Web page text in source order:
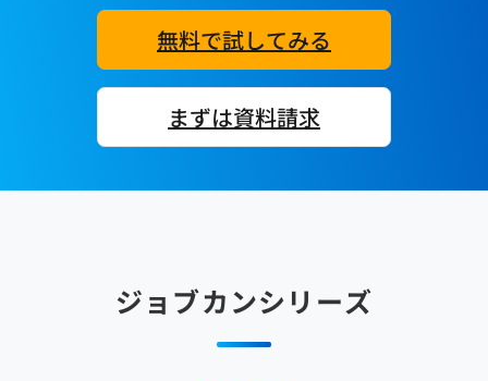
無料で試してみる
まずは資料請求
ジョブカンシリーズ